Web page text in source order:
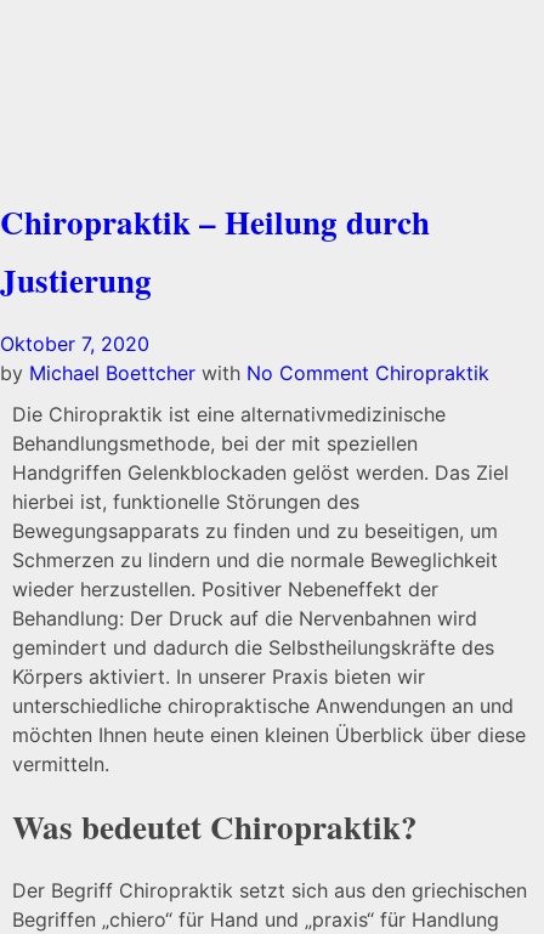
Chiropraktik – Heilung durch
Justierung
Oktober 7, 2020
by Michael Boettcher with No Comment Chiropraktik
Die Chiropraktik ist eine alternativmedizinische
Behandlungsmethode, bei der mit speziellen
Handgriffen Gelenkblockaden gelöst werden. Das Ziel
hierbei ist, funktionelle Störungen des
Bewegungsapparats zu finden und zu beseitigen, um
Schmerzen zu lindern und die normale Beweglichkeit
wieder herzustellen. Positiver Nebeneffekt der
Behandlung: Der Druck auf die Nervenbahnen wird
gemindert und dadurch die Selbstheilungskräfte des
Körpers aktiviert. In unserer Praxis bieten wir
unterschiedliche chiropraktische Anwendungen an und
möchten Ihnen heute einen kleinen Überblick über diese
vermitteln.
Was bedeutet Chiropraktik?
Der Begriff Chiropraktik setzt sich aus den griechischen
Begriffen „chiero“ für Hand und „praxis“ für Handlung